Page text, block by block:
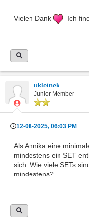
Vielen Dank Ich
ukleinek
Junior Member
12-08-2025, 06:03 PM
Als Annika eine
mindestens ein SET
sich: Wie viele SETs
mindestens?